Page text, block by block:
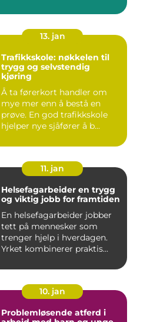
13. jan
Trafikkskole: nøkkelen til
trygg og selvstendig
kjøring
Å ta førerkort handler om
mye mer enn å bestå en
prøve. En god trafikkskole
hjelper nye sjåfører å b...
11. jan
Helsefagarbeider en trygg
og viktig jobb for framtiden
En helsefagarbeider jobber
tett på mennesker som
trenger hjelp i hverdagen.
Yrket kombinerer praktis...
10. jan
Problemløsende atferd i